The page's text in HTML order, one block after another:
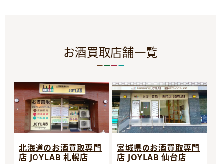
お酒買取店舗一覧
北海道のお酒買取専門
店 JOYLAB 札幌店
宮城県のお酒買取専門
店 JOYLAB 仙台店